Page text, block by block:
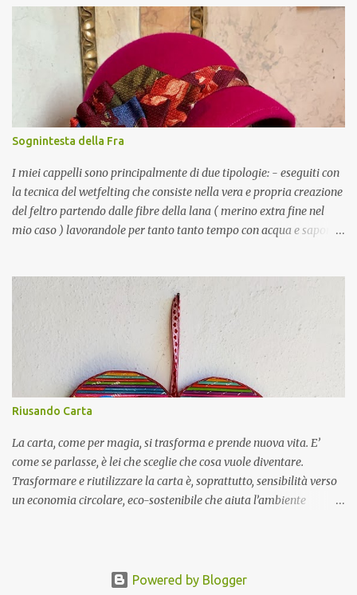
un nuovo materiale, che fosse flessibile, ma resistente allo stesso
tempo: nacque così quello che chiamo “tessuto di cartone”.
L’intuizione fu di affettare il foglio di cartone in sottili strisce di ca
5mm e di riunirle, incollandole tra loro ruotate di 90°, per
riottenere il nuovo materiale: non solo si è dimostrato, come un
tessuto, flessibile, ma anche trasparente, tant’è che, abbinato ad
una carta traslucida per meglio diffondere la luce, lo utilizzo anche
per fare i paralumi di parecchie mie lampade, vedi la SWITCHA o
la OVAL. MAYA è una borsetta costituita da due valve incernierate
alla base, c...
Sognintesta della Fra
I miei cappelli sono principalmente di due tipologie: - eseguiti con
la tecnica del wetfelting che consiste nella vera e propria creazione
del feltro partendo dalle fibre della lana ( merino extra fine nel
mio caso ) lavorandole per tanto tanto tempo con acqua e sapone.
compatto nel secondo; nel colore più uniforme nel caso del feltro
già pronto e nelle finiture perché il feltro fatto da me lo cucio a
mano, quello già fatto invece lo cucio a macchina. Per le
decorazioni mi affido alla fantasia cercando spunti un po’
ovunque. Mi potete trovare su Instagram Etsy
Riusando Carta
La carta, come per magia, si trasforma e prende nuova vita. E’
come se parlasse, è lei che sceglie che cosa vuole diventare.
Trasformare e riutilizzare la carta è, soprattutto, sensibilità verso
un economia circolare, eco-sostenibile che aiuta l’ambiente
Powered by Blogger